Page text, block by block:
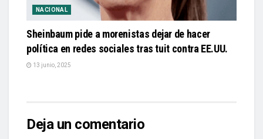
NACIONAL
Sheinbaum pide a morenistas dejar de hacer
política en redes sociales tras tuit contra EE.UU.
13 junio, 2025
Deja un comentario